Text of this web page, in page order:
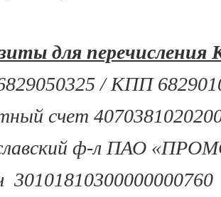
для
/ КПП
счет
ф-л ПАО
30101810300000000760